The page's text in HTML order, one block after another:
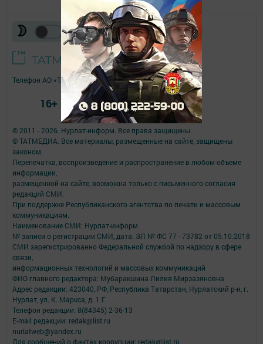
© 2011 - 2026. Нурлат-⁠информ. Все права защищены.
© ТАТМЕДИА. Все материалы, размещенные на сайте, защищены
законом.
Перепечатка, воспроизведение и распространение в любом объеме
информации,
размещенной на сайте, возможна только с письменного согласия
редакций СМИ.
При поддержке Республиканского агентства по печати и массовым
коммуникациям.
Наименование СМИ: Нурлат-⁠информ
№ записи о регистрации СМИ, дата: ЭЛ № ФС 77 -⁠ 73782 от 05.10.2018
СМИ зарегистрированно Федеральной службой по надзору в сфере
связи,
информационных технологий и массовых коммуникаций
ФИО главного редактора: Мубаракшина Лилия Мирзазяновна
Адрес редакции: 423040, РФ, Республика Татарстан, Нурлатский р-н, г.
Нурлат, ул. К. Маркса, д. 1 Г
Телефон редакции: 8(84345) 2-36-13
E-mail редакции: redak@list.ru
nurlatweb@yandex.ru
Для сообщений о фактах коррупции: redak@list.ru ,
Телефон АО «ТАТМЕДИА»:(843) 222 09 84
16+